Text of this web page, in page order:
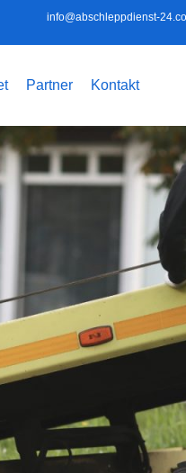
info@abschleppdienst-
Partner Kontakt